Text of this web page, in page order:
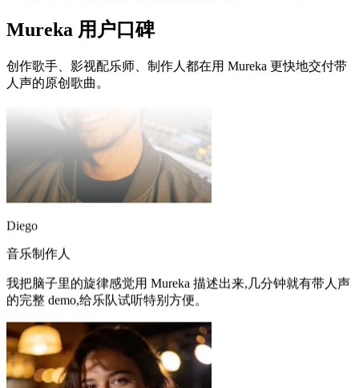
Mureka 用户口碑
创作歌手、影视配乐师、制作人都在用 Mureka 更快地交付带
人声的原创歌曲。
Diego
音乐制作人
我把脑子里的旋律感觉用 Mureka 描述出来,几分钟就有带人声
的完整 demo,给乐队试听特别方便。